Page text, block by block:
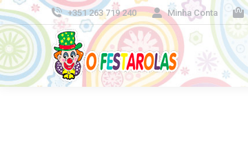
+351 263 719 240 Minha Conta